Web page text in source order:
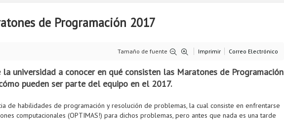
de Programación 2017
Tamaño de fuente Imprimir Correo Electrónico
universidad a conocer en qué consisten las Maratones de Programación
pueden ser parte del equipo en el 2017.
de habilidades de programación y resolución de problemas, la cual consiste en enfrentarse
computacionales (OPTIMAS!) para dichos problemas, pero antes que nada es una tarde